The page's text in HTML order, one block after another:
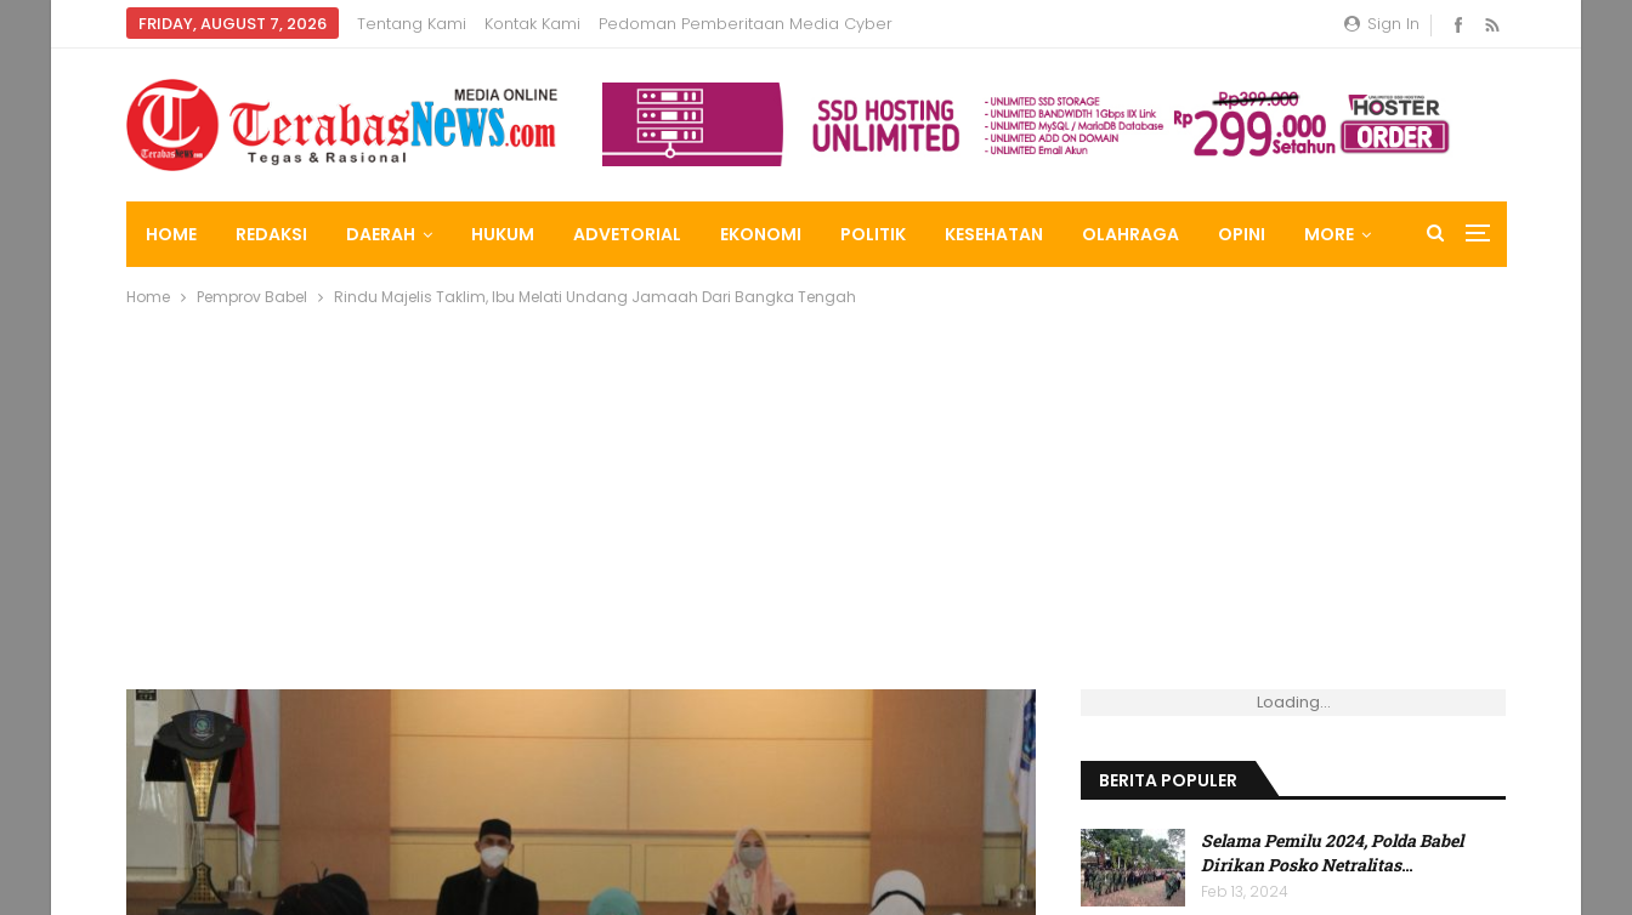
Sign In
FRIDAY, AUGUST 7, 2026 Tentang Kami Kontak Kami Pedoman Pemberitaan Media Cyber
HOME REDAKSI DAERAH HUKUM ADVETORIAL EKONOMI POLITIK KESEHATAN OLAHRAGA OPINI MORE
Home Pemprov Babel Rindu Majelis Taklim, Ibu Melati Undang Jamaah Dari Bangka Tengah
Loading...
BERITA POPULER
Selama Pemilu 2024, Polda Babel
Dirikan Posko Netralitas…
Feb 13, 2024